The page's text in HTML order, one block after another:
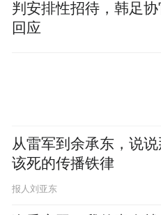
距离了解百年酿造
酒，在互动体验中感
判安排性招待，韩足协
回应
从雷军到余承东，说
该死的传播铁律
报人刘亚东